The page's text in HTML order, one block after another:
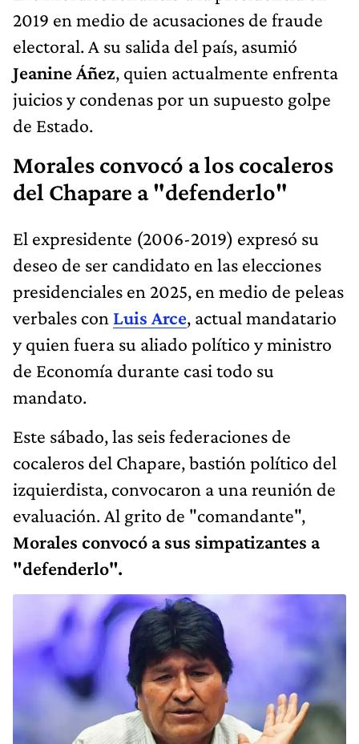
2019 en medio de acusaciones de fraude
electoral. A su salida del país, asumió
Jeanine Áñez, quien actualmente enfrenta
juicios y condenas por un supuesto golpe
de Estado.
Morales convocó a los cocaleros
del Chapare a "defenderlo"
El expresidente (2006-2019) expresó su
deseo de ser candidato en las elecciones
presidenciales en 2025, en medio de peleas
verbales con Luis Arce, actual mandatario
y quien fuera su aliado político y ministro
de Economía durante casi todo su
mandato.
Este sábado, las seis federaciones de
cocaleros del Chapare, bastión político del
izquierdista, convocaron a una reunión de
evaluación. Al grito de "comandante",
Morales convocó a sus simpatizantes a
"defenderlo".